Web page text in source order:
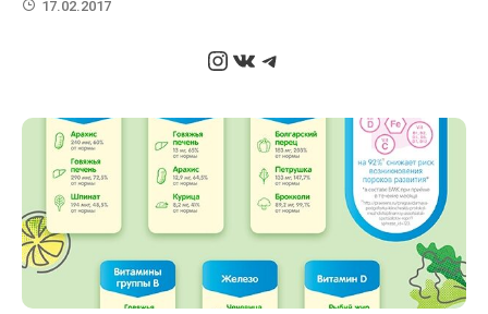
17.02.2017
Instagram
ВКонтакте
Telegram